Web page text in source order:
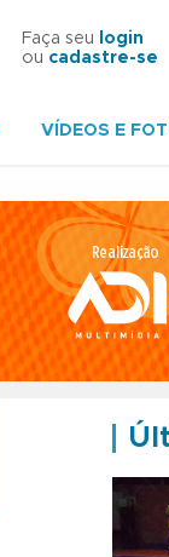
Faça seu
login
ou cadastre-se
VÍDEOS E